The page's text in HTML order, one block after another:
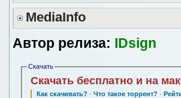
MediaInfo
Автор релиза: IDsign
Скачать
Скачать бесплатно и на
Как скачивать? · Что такое торрент? ·